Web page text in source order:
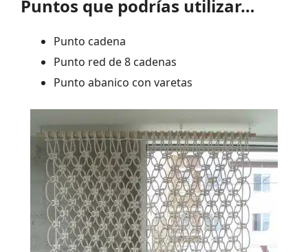
Puntos que podrías utilizar…
Punto cadena
Punto red de 8 cadenas
Punto abanico con varetas